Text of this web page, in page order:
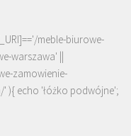
meble-biurowe-
warszawa' ||
zamowienie-
){ echo 'łóżko podwójne';